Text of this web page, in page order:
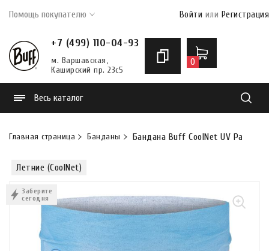
Помощь покупателю Войти или Регистрация
+7 (499) 110-04-93
м. Варшавская,
Каширский пр. 23с5
0
Весь каталог
Главная страница Банданы Бандана Buff CoolNet UV Paine
Летние (CoolNet)
Заберите
сегодня